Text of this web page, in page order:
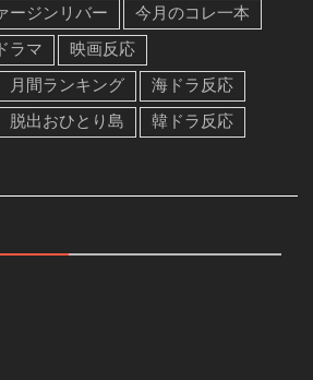
ージンリバー
今月のコレ一本
ラマ
映画反応
月間ランキング
海ドラ反応
脱出おひとり島
韓ドラ反応